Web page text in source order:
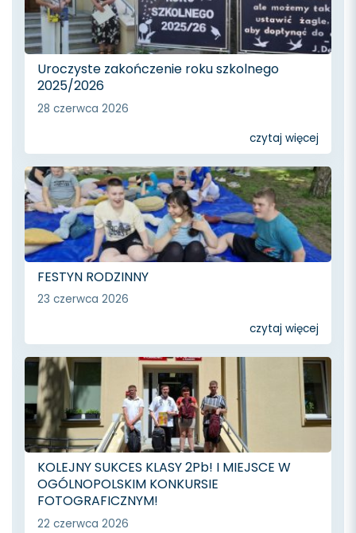
Uroczyste zakończenie roku szkolnego
2025/2026
28 czerwca 2026
czytaj więcej
FESTYN RODZINNY
23 czerwca 2026
czytaj więcej
KOLEJNY SUKCES KLASY 2Pb! I MIEJSCE W
OGÓLNOPOLSKIM KONKURSIE
FOTOGRAFICZNYM!
22 czerwca 2026